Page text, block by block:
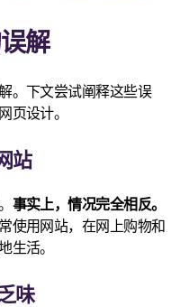
解
。下文尝试阐释这些误
页设计。
站
事实上，情况完全相反。
使用网站，在网上购物和
生活。
味